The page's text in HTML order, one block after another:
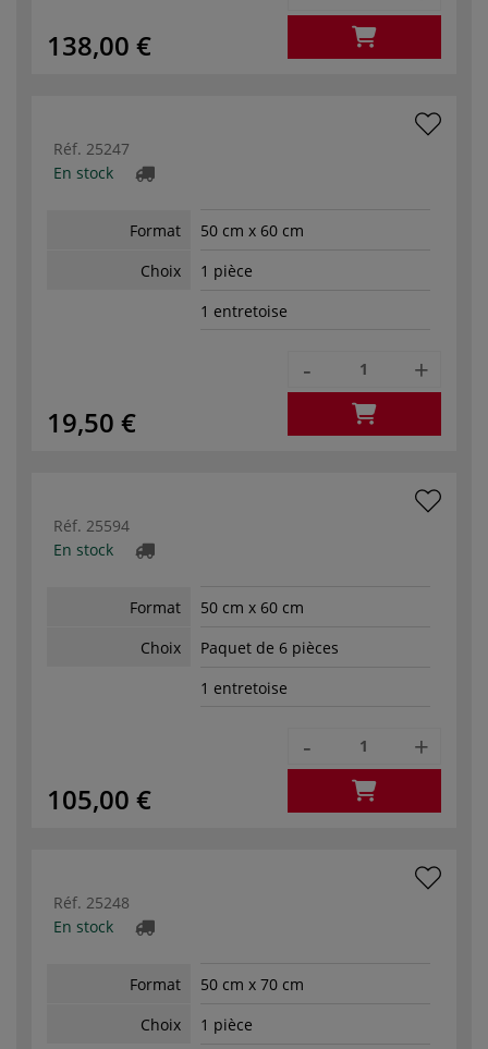
138,00 €
Réf. 25247
En stock
Format
50 cm x 60 cm
Choix
1 pièce
1 entretoise
19,50 €
- +
Réf. 25594
En stock
Format
50 cm x 60 cm
Choix
Paquet de 6 pièces
1 entretoise
105,00 €
- +
Réf. 25248
En stock
Format
50 cm x 70 cm
Choix
1 pièce